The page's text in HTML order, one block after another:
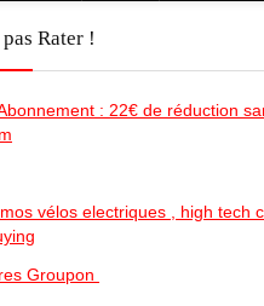
pas Rater !
: 22€ de réduction
vélos electriques , high tech
Groupon